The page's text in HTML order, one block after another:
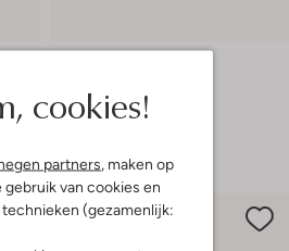
cookies!
partners, maken op
van cookies en
(gezamenlijk:
€ 149,99